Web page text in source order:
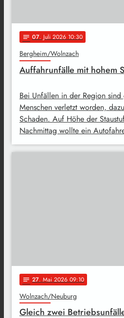
notes 07. Juli 2026 10:30
Bergheim/Wolnzach
Auffahrunfälle mit hohem
Bei Unfällen in der Region sind
Menschen verletzt worden,
Schaden. Auf Höhe der
Nachmittag wollte ein
notes 27. Mai 2026 09:10
Wolnzach/Neuburg
Gleich zwei